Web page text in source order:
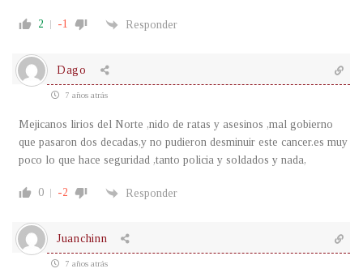
2 -1 Responder
Dago
7 años atrás
Mejicanos lirios del Norte ,nido de ratas y asesinos ,mal gobierno
que pasaron dos decadas,y no pudieron desminuir este cancer.es muy
poco lo que hace seguridad ,tanto policia y soldados y nada,
0 -2 Responder
Juanchinn
7 años atrás